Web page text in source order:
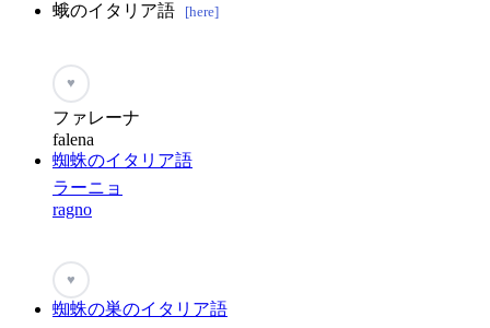
蛾のイタリア語 [here]
♥
ファレーナ
falena
蜘蛛のイタリア語
ラーニョ
ragno
♥
蜘蛛の巣のイタリア語